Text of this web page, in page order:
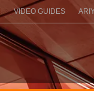
VIDEO GUIDES